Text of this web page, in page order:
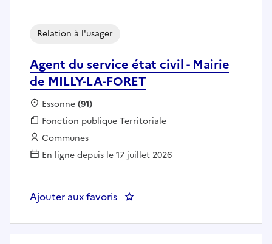
Agent du service état civil - Mairie
de MILLY-LA-FORET
Relation à l'usager
Localisation :
Essonne(91)
Fonction publique :
Fonction publique Territoriale
Employeur :
Communes
En ligne depuis le 17 juillet 2026
Ajouter aux favoris : Agent du service état civil -